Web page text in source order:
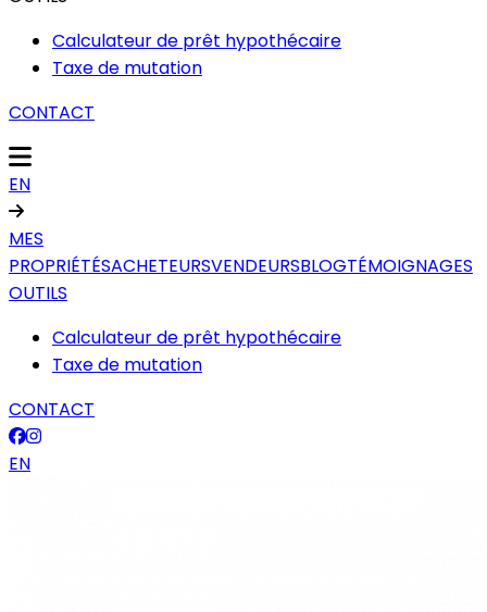
Calculateur de prêt hypothécaire
Taxe de mutation
CONTACT
EN
MES
PROPRIÉTÉSACHETEURSVENDEURSBLOGTÉMOIGNAGES
OUTILS
Calculateur de prêt hypothécaire
Taxe de mutation
CONTACT
EN